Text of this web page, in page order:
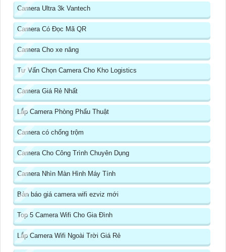
Camera Ultra 3k Vantech
Camera Có Đọc Mã QR
Camera Cho xe nâng
Tư Vấn Chọn Camera Cho Kho Logistics
Camera Giá Rẻ Nhất
Lắp Camera Phòng Phẩu Thuật
Camera có chống trộm
Camera Cho Công Trình Chuyên Dụng
Camera Nhìn Màn Hình Máy Tính
Bản báo giá camera wifi ezviz mới
Top 5 Camera Wifi Cho Gia Đình
Lắp Camera Wifi Ngoài Trời Giá Rẻ